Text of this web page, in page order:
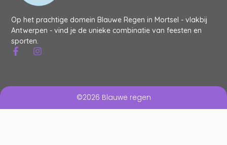
Op het prachtige domein Blauwe Regen in Mortsel - vlakbij
Antwerpen - vind je de unieke combinatie van feesten en
sporten.
©2026 Blauwe regen